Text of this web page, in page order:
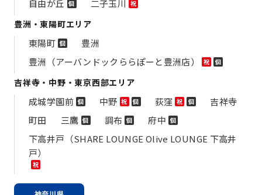
自由が丘 個 二子玉川 祝
豊洲・東陽町エリア
東陽町 個
豊洲
豊洲（アーバンドックららぽーと豊洲店）
祝 個
吉祥寺・中野・東京西部エリア
成城学園前 個 中野 祝 個 荻窪 祝 個
吉祥寺
町田
三鷹 個 調布 個 府中 個
下高井戸（SHARE LOUNGE Olive LOUNGE 下高井
戸）
祝